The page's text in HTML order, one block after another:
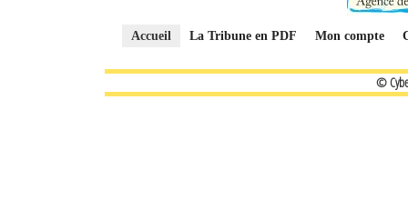
Accueil La Tribune en PDF Mon compte
©